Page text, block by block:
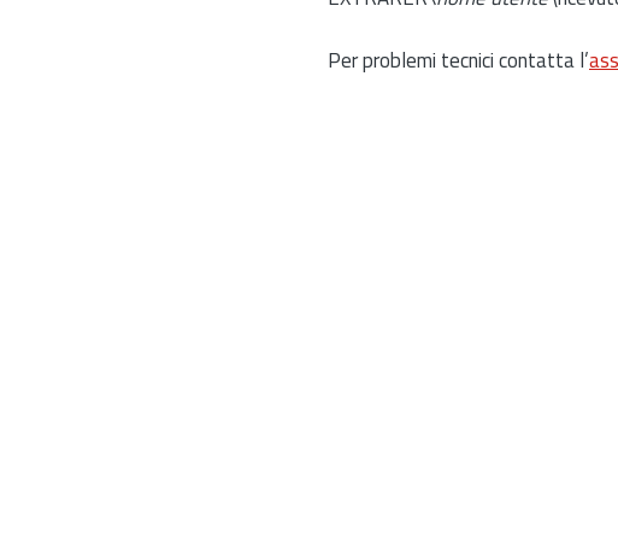
Per problemi tecnici contatta l’